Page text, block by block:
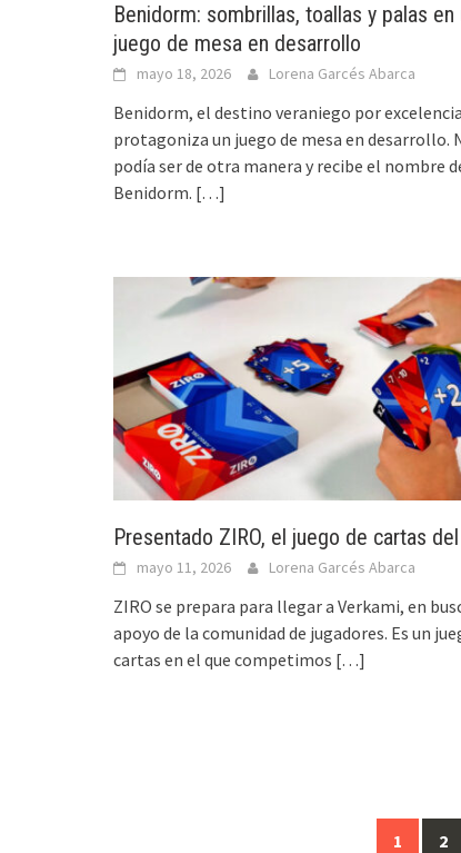
Benidorm: sombrillas, toallas y palas en
juego de mesa en desarrollo
mayo 18, 2026 Lorena Garcés Abarca
Benidorm, el destino veraniego por
protagoniza un juego de mesa en desarrollo.
podía ser de otra manera y recibe el nombre
Benidorm. […]
Presentado ZIRO, el juego de cartas
mayo 11, 2026 Lorena Garcés Abarca
ZIRO se prepara para llegar a Verkami, en
apoyo de la comunidad de jugadores. Es un
cartas en el que competimos […]
1 2